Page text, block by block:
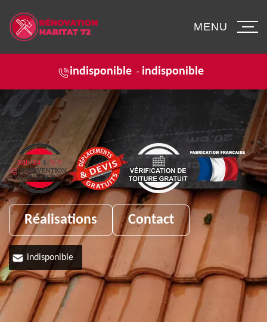
indisponible - indisponible
MENU
Réalisations Contact
indisponible